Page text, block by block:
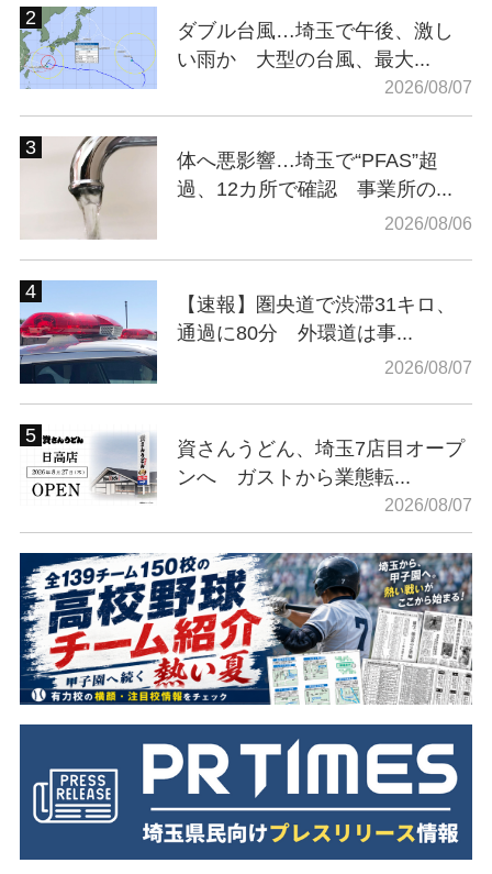
ダブル台風…埼玉で午後、激し
い雨か 大型の台風、最大...
2026/08/07
体へ悪影響…埼玉で“PFAS”超
過、12カ所で確認 事業所の...
2026/08/06
【速報】圏央道で渋滞31キロ、
通過に80分 外環道は事...
2026/08/07
資さんうどん、埼玉7店目オープ
ンへ ガストから業態転...
2026/08/07